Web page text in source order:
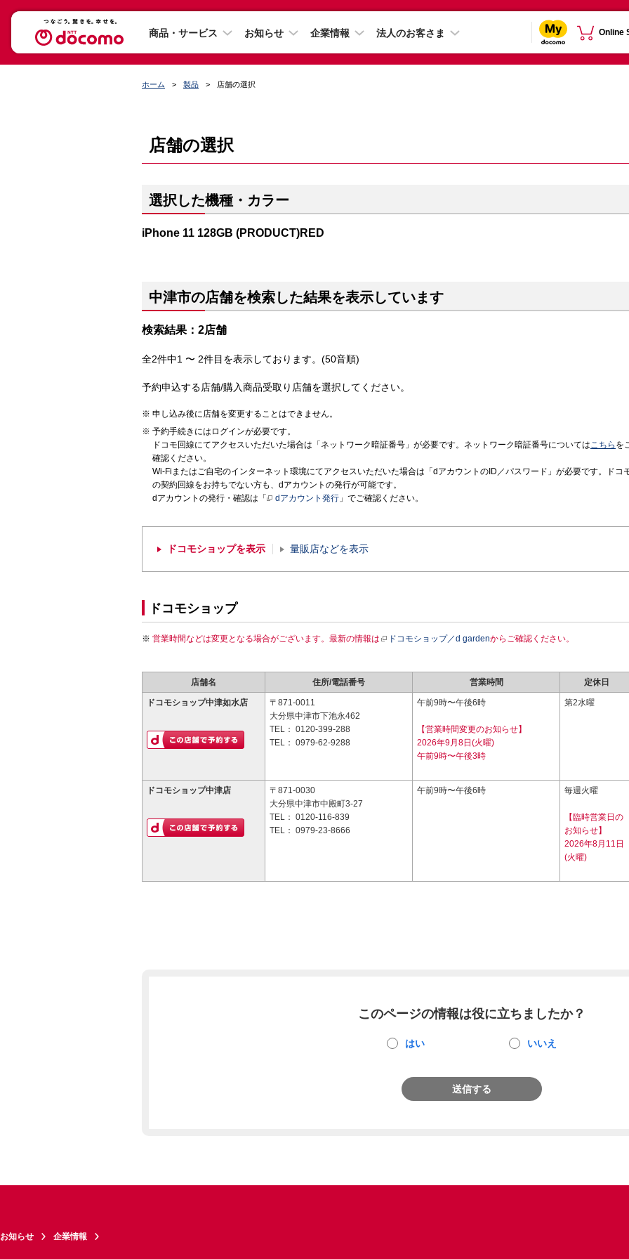
商品・サービス お知らせ 企業情報 法人のお客さま Online
ホーム 製品 店舗の選択
店舗の選択
選択した機種・カラー
iPhone 11 128GB (PRODUCT)RED
中津市の店舗を検索した結果を表示しています
検索結果：2店舗
全2件中1 〜 2件目を表示しております。(50音順)
予約申込する店舗/購入商品受取り店舗を選択してください。
申し込み後に店舗を変更することはできません。
予約手続きにはログインが必要です。
ドコモ回線にてアクセスいただいた場合は「ネットワーク暗証番号」が必要です。ネットワーク暗証番号についてはこちら を
確認ください。
Wi-Fiまたはご自宅のインターネット環境にてアクセスいただいた場合は「dアカウントのID／パスワード」が必要です。ドコ
の契約回線をお持ちでない方も、dアカウントの発行が可能です。
dアカウントの発行・確認は「
dアカウント発行 」でご確認ください。
ドコモショップを表示 量販店などを表示
ドコモショップ
営業時間などは変更となる場合がございます。最新の情報は ドコモショップ／d gardenからご確認ください。
店舗名 住所/電話番号 営業時間 定休日
ドコモショップ中津如水店
〒871-0011
大分県中津市下池永462
TEL： 0120-399-288
TEL： 0979-62-9288
午前9時〜午後6時
【営業時間変更のお知らせ】
2026年9月8日(火曜)
午前9時〜午後3時
第2水曜
ドコモショップ中津店
〒871-0030
大分県中津市中殿町3-27
TEL： 0120-116-839
TEL： 0979-23-8666
午前9時〜午後6時 毎週火曜
【臨時営業日の
お知らせ】
2026年8月11日
(火曜)
このページの情報は役に立ちましたか？
はい いいえ
送信する
お知らせ 企業情報